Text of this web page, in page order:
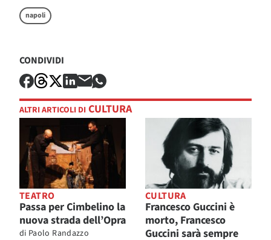
napoli
CONDIVIDI
ALTRI ARTICOLI DI CULTURA
TEATRO
Passa per Cimbelino la
nuova strada dell’Opra
di Paolo Randazzo
CULTURA
Francesco Guccini è
morto, Francesco
Guccini sarà sempre